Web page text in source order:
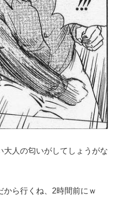
人の匂いがしてしょうがな
から行くね、2時間前にｗ